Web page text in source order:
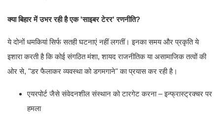
क्या बिहार में उभर रही है एक 'साइबर टेरर' रणनीति?
ये दोनों धमकियां सिर्फ सतही घटनाएं नहीं लगतीं। इनका समय और प्रकृति ये
इशारा करती है कि कोई संगठित मंशा, शायद राजनीतिक या असामाजिक तत्वों की
ओर से, "डर फैलाकर व्यवस्था को डगमगाने" का प्रयास कर रही है।
एयरपोर्ट जैसे संवेदनशील संस्थान को टारगेट करना – इन्फ्रास्ट्रक्चर पर
हमला